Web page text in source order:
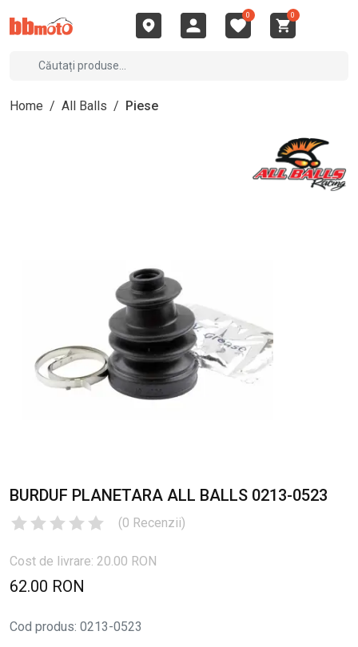
0 0
Home / All Balls / Piese
BURDUF PLANETARA ALL BALLS 0213-0523
(0 Recenzii)
Cost de livrare: 20.00 RON
62.00 RON
Cod produs: 0213-0523